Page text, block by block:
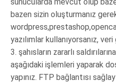
sunucularda mevcut olup
bazen sizin oluşturmanız
yazılımlar kullanıyorsanız,
3. şahısların zararlı
aşağıdaki işlemleri yaparak
yapınız. FTP bağlantısı